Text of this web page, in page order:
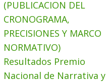
(PUBLICACION DEL
CRONOGRAMA,
PRECISIONES Y MARCO
NORMATIVO)
Resultados Premio
Nacional de Narrativa y